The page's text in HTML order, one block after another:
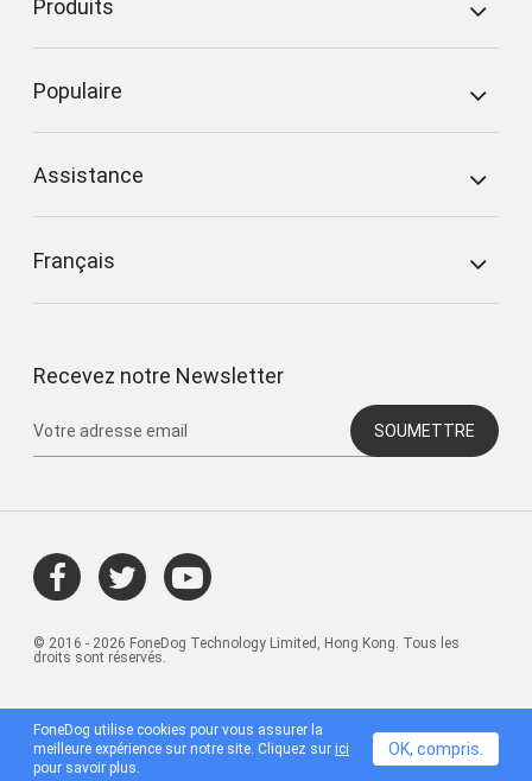
Produits
Populaire
Assistance
Français
Recevez notre Newsletter
SOUMETTRE
© 2016 - 2026 FoneDog Technology Limited, Hong Kong. Tous les
droits sont réservés.
FoneDog utilise cookies pour vous assurer la
meilleure expérience sur notre site. Cliquez sur ici
pour savoir plus.
OK, compris.